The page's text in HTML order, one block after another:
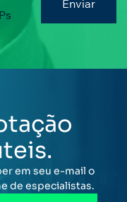
em seu e-mail o
de especialistas.